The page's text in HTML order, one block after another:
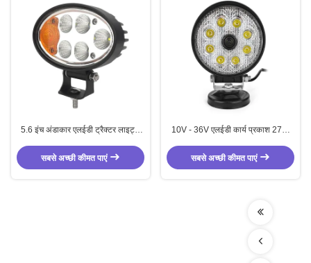
5.6 इंच अंडाकार एलईडी ट्रैक्टर लाइट्स
सबसे अच्छी कीमत पाएं
10V - 36V एलईडी कार्य प्रकाश 27W
सबसे अच्छी कीमत पाएं